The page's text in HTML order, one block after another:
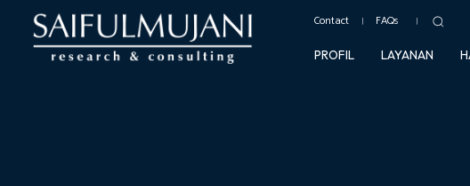
Contact FAQs
PROFIL LAYANAN